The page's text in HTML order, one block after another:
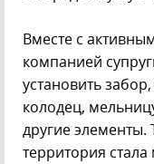
Вместе с
компанией
установить
колодец,
другие элементы.
территория